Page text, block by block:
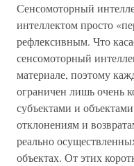
Сенсомоторный
интеллектом просто
рефлексивным. Что
сенсомоторный
материале, поэтому
ограничен лишь очень
субъектами и
отклонениям и
реально
объектах. От этих